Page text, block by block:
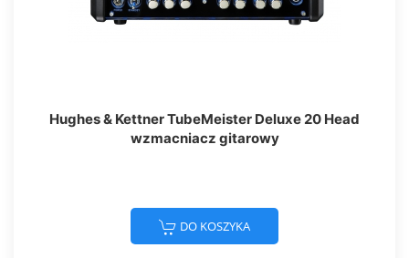
Hughes & Kettner TubeMeister Deluxe 20 Head
wzmacniacz gitarowy
DO KOSZYKA